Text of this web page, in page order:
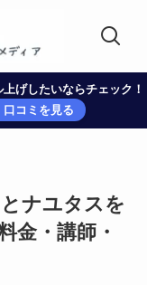
げしたいならチェック！
コミを見る
ナユタスを
金・講師・